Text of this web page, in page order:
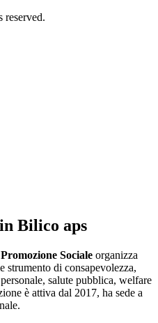
Bilico aps
Sociale organizza
strumento di consapevolezza,
salute pubblica, welfare
è attiva dal 2017, ha sede a